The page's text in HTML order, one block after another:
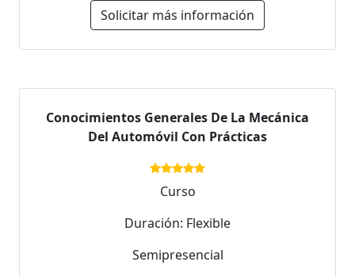
Solicitar más información
Conocimientos Generales De La Mecánica
Del Automóvil Con Prácticas
Curso
Duración: Flexible
Semipresencial